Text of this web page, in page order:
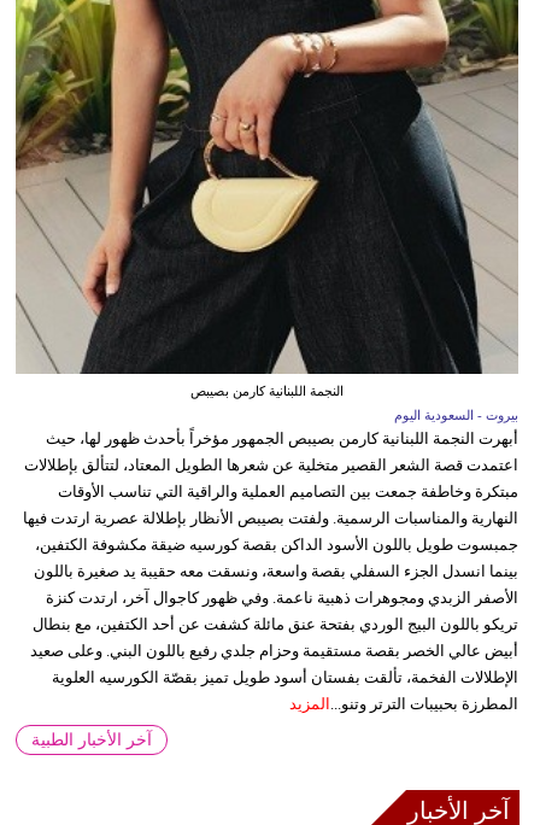
النجمة اللبنانية كارمن بصيبص
بيروت - السعودية اليوم
أبهرت النجمة اللبنانية كارمن بصيبص الجمهور مؤخراً بأحدث ظهور لها، حيث
اعتمدت قصة الشعر القصير متخلية عن شعرها الطويل المعتاد، لتتألق بإطلالات
مبتكرة وخاطفة جمعت بين التصاميم العملية والراقية التي تناسب الأوقات
النهارية والمناسبات الرسمية. ولفتت بصيبص الأنظار بإطلالة عصرية ارتدت فيها
جمبسوت طويل باللون الأسود الداكن بقصة كورسيه ضيقة مكشوفة الكتفين،
بينما انسدل الجزء السفلي بقصة واسعة، ونسقت معه حقيبة يد صغيرة باللون
الأصفر الزبدي ومجوهرات ذهبية ناعمة. وفي ظهور كاجوال آخر، ارتدت كنزة
تريكو باللون البيج الوردي بفتحة عنق مائلة كشفت عن أحد الكتفين، مع بنطال
أبيض عالي الخصر بقصة مستقيمة وحزام جلدي رفيع باللون البني. وعلى صعيد
الإطلالات الفخمة، تألقت بفستان أسود طويل تميز بقصّة الكورسيه العلوية
المطرزة بحبيبات الترتر وتنو...
المزيد
آخر الأخبار الطبية
آخر الأخبار